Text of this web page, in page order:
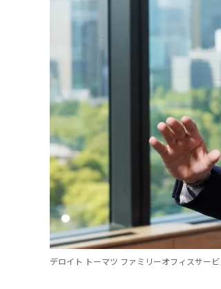
デロイト トーマツ ファミリーオフィスサー